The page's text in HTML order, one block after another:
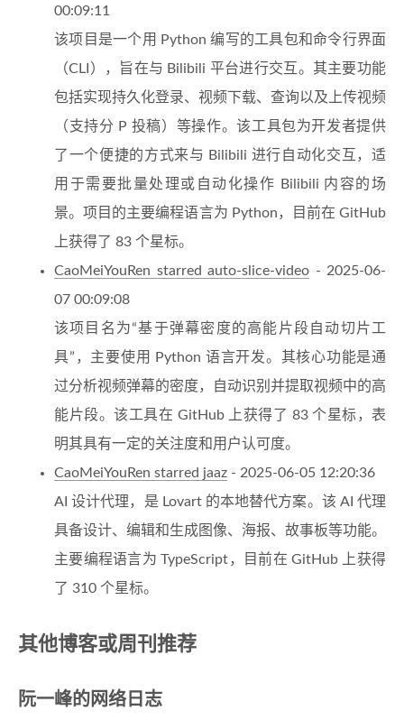
00:09:11
该项目是一个用 Python 编写的工具包和命令行界面
（CLI），旨在与 Bilibili 平台进行交互。其主要功能
包括实现持久化登录、视频下载、查询以及上传视频
（支持分 P 投稿）等操作。该工具包为开发者提供
了一个便捷的方式来与 Bilibili 进行自动化交互，适
用于需要批量处理或自动化操作 Bilibili 内容的场
景。项目的主要编程语言为 Python，目前在 GitHub
上获得了 83 个星标。
CaoMeiYouRen starred auto-slice-video - 2025-06-
07 00:09:08
该项目名为“基于弹幕密度的高能片段自动切片工
具”，主要使用 Python 语言开发。其核心功能是通
过分析视频弹幕的密度，自动识别并提取视频中的高
能片段。该工具在 GitHub 上获得了 83 个星标，表
明其具有一定的关注度和用户认可度。
CaoMeiYouRen starred jaaz - 2025-06-05 12:20:36
AI 设计代理，是 Lovart 的本地替代方案。该 AI 代理
具备设计、编辑和生成图像、海报、故事板等功能。
主要编程语言为 TypeScript，目前在 GitHub 上获得
了 310 个星标。
其他博客或周刊推荐
阮一峰的网络日志